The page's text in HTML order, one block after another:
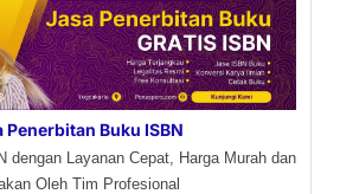
Penerbitan Buku ISBN
dengan Layanan Cepat, Harga Murah dan
Oleh Tim Profesional